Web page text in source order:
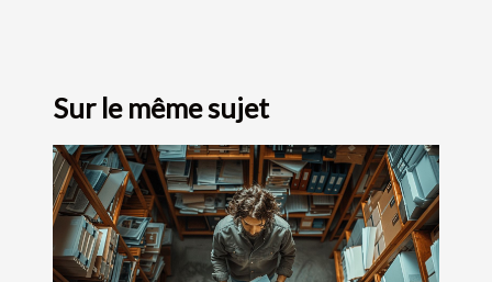
Sur le même sujet